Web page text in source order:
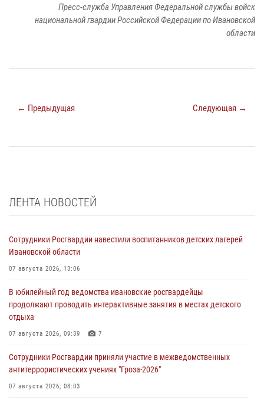
Пресс-служба Управления Федеральной службы войск
национальной гвардии Российской Федерации по Ивановской
области
← Предыдущая Следующая →
ЛЕНТА НОВОСТЕЙ
Сотрудники Росгвардии навестили воспитанников детских лагерей
Ивановской области
07 августа 2026, 13:06
В юбилейный год ведомства ивановские росгвардейцы
продолжают проводить интерактивные занятия в местах детского
отдыха
07 августа 2026, 09:39 7
Сотрудники Росгвардии приняли участие в межведомственных
антитеррористических учениях "Гроза-2026"
07 августа 2026, 08:03